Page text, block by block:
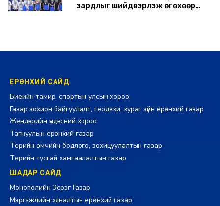
зардлыг шийдвэрлэж өгөхөөр
ЕРӨНХИЙ САЙД
Биеийн тамир, спортын улсын хороо
Газар зохион байгуулалт, геодези, зураг зүйн ерөнхий газар
Жендэрийн үндэсний хороо
Тагнуулын ерөнхий газар
Төрийн өмчийн бодлого, зохицуулалтын газар
Төрийн тусгай хамгаалалтын газар
ШАДАР САЙД
Монополийн Эсрэг Газар
Мэргэжлийн хяналтын ерөнхий газар